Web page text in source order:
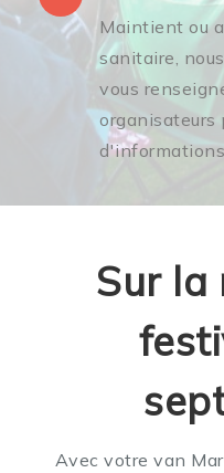
Maintient ou
sanitaire,
vous
organisateurs
Sur la
Avec votre van